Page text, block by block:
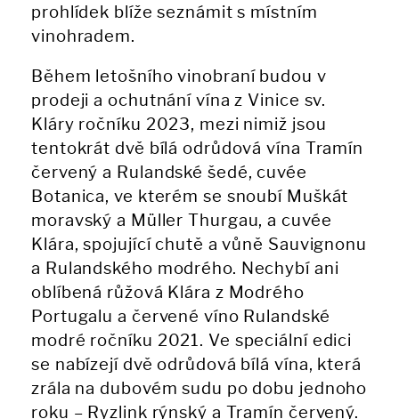
prohlídek blíže seznámit s místním
vinohradem.
Během letošního vinobraní budou v
prodeji a ochutnání vína z Vinice sv.
Kláry ročníku 2023, mezi nimiž jsou
tentokrát dvě bílá odrůdová vína Tramín
červený a Rulandské šedé, cuvée
Botanica, ve kterém se snoubí Muškát
moravský a Müller Thurgau, a cuvée
Klára, spojující chutě a vůně Sauvignonu
a Rulandského modrého. Nechybí ani
oblíbená růžová Klára z Modrého
Portugalu a červené víno Rulandské
modré ročníku 2021. Ve speciální edici
se nabízejí dvě odrůdová bílá vína, která
zrála na dubovém sudu po dobu jednoho
roku – Ryzlink rýnský a Tramín červený.